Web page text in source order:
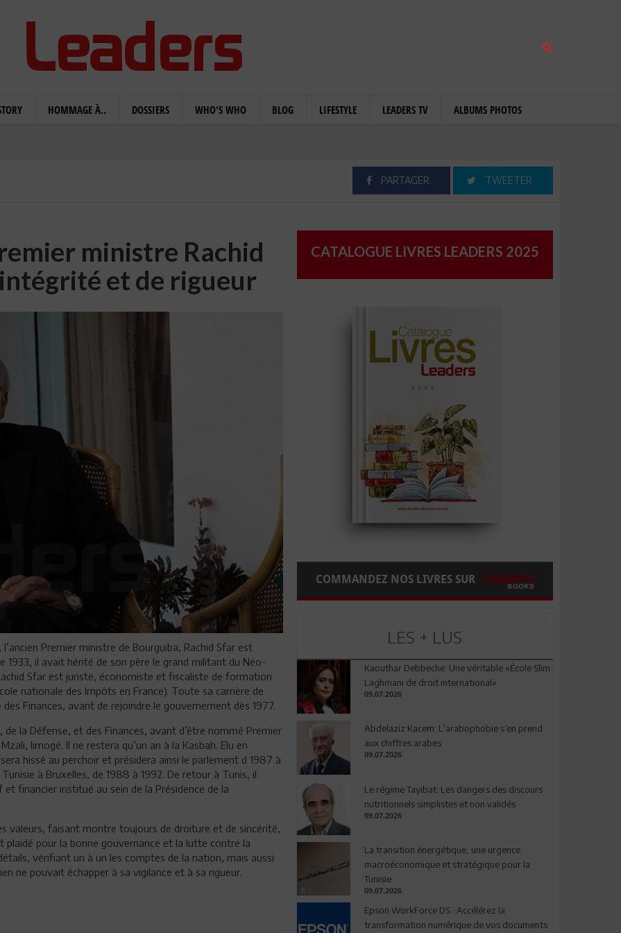
HOMMAGE À.. DOSSIERS WHO'S WHO BLOG LIFESTYLE LEADERS TV ALBUMS PHOTOS
PARTAGER TWEETER
ministre Rachid
et de rigueur
Premier ministre de Bourguiba, Rachid Sfar est
1933, il avait hérité de son père le grand militant du Néo-
Sfar est juriste, économiste et fiscaliste de formation
nationale des Impôts en France). Toute sa carrière de
Finances, avant de rejoindre le gouvernement dès 1977.
la Défense, et des Finances, avant d’être nommé Premier
limogé. Il ne restera qu’un an à la Kasbah. Elu en
hissé au perchoir et présidera ainsi le parlement d 1987 à
à Bruxelles, de 1988 à 1992. De retour à Tunis, il
financier institué au sein de la Présidence de la
valeurs, faisant montre toujours de droiture et de sincérité,
plaidé pour la bonne gouvernance et la lutte contre la
vérifiant un à un les comptes de la nation, mais aussi
ne pouvait échapper à sa vigilance et à sa rigueur.
CATALOGUE LIVRES LEADERS 2025
COMMANDEZ NOS LIVRES SUR
LES + LUS
Kaouthar Debbeche: Une véritable «École Slim
Laghmani de droit international»
09.07.2026
Abdelaziz Kacem: L’arabophobie s’en prend
aux chiffres arabes
09.07.2026
Le régime Tayibat: Les dangers des discours
nutritionnels simplistes et non validés
09.07.2026
La transition énergétique, une urgence
macroéconomique et stratégique pour la
Tunisie
09.07.2026
Epson WorkForce DS : Accélérez la
transformation numérique de vos documents